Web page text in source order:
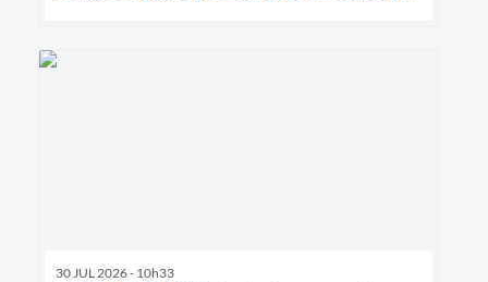
30 JUL 2026 - 10h33